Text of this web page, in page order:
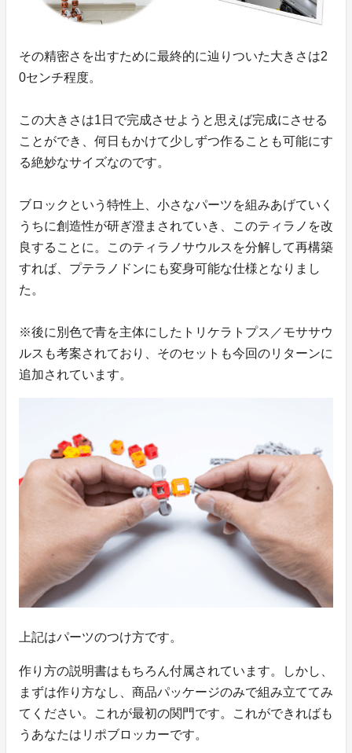
その精密さを出すために最終的に辿りついた大きさは2
0センチ程度。
この大きさは1日で完成させようと思えば完成にさせる
ことができ、何日もかけて少しずつ作ることも可能にす
る絶妙なサイズなのです。
ブロックという特性上、小さなパーツを組みあげていく
うちに創造性が研ぎ澄まされていき、このティラノを改
良することに。このティラノサウルスを分解して再構築
すれば、プテラノドンにも変身可能な仕様となりまし
た。
※後に別色で青を主体にしたトリケラトプス／モササウ
ルスも考案されており、そのセットも今回のリターンに
追加されています。
上記はパーツのつけ方です。
作り方の説明書はもちろん付属されています。しかし、
まずは作り方なし、商品パッケージのみで組み立ててみ
てください。これが最初の関門です。これができればも
うあなたはリポブロッカーです。